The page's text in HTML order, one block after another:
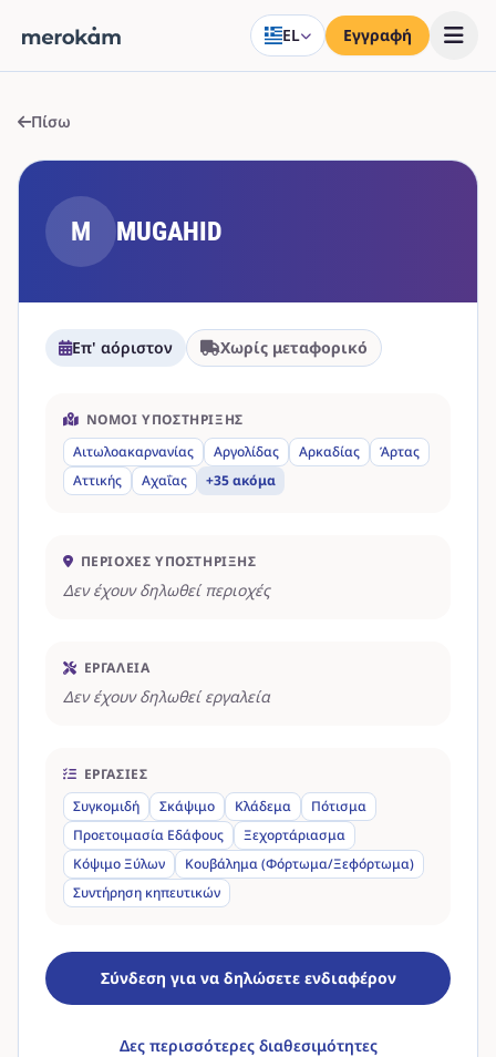
EL Εγγραφή
Πίσω
M MUGAHID
Επ' αόριστον Χωρίς μεταφορικό
ΝΟΜΟΊ ΥΠΟΣΤΉΡΙΞΗΣ
Αιτωλοακαρνανίας
Αργολίδας Αρκαδίας
Άρτας
Αττικής
Αχαΐας +35 ακόμα
ΠΕΡΙΟΧΈΣ ΥΠΟΣΤΉΡΙΞΗΣ
Δεν έχουν δηλωθεί περιοχές
ΕΡΓΑΛΕΊΑ
Δεν έχουν δηλωθεί εργαλεία
ΕΡΓΑΣΊΕΣ
Συγκομιδή
Σκάψιμο Κλάδεμα
Πότισμα
Προετοιμασία Εδάφους
Ξεχορτάριασμα
Κόψιμο Ξύλων
Κουβάλημα (Φόρτωμα/Ξεφόρτωμα)
Συντήρηση κηπευτικών
Σύνδεση για να δηλώσετε ενδιαφέρον
Δες περισσότερες διαθεσιμότητες